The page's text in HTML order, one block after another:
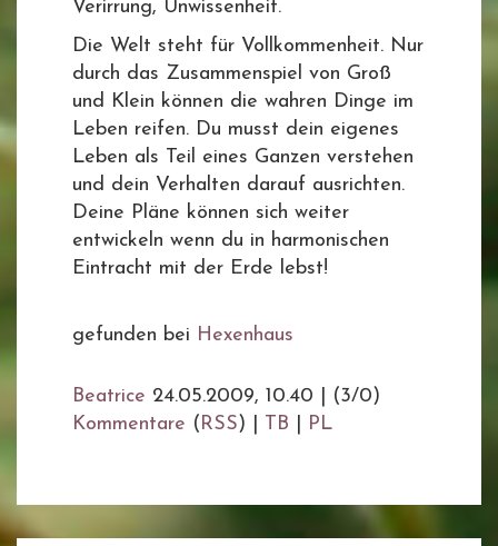
Verirrung, Unwissenheit.
Die Welt steht für Vollkommenheit. Nur
durch das Zusammenspiel von Groß
und Klein können die wahren Dinge im
Leben reifen. Du musst dein eigenes
Leben als Teil eines Ganzen verstehen
und dein Verhalten darauf ausrichten.
Deine Pläne können sich weiter
entwickeln wenn du in harmonischen
Eintracht mit der Erde lebst!
gefunden bei Hexenhaus
Beatrice 24.05.2009, 10.40
(3/0)
Kommentare (RSS) | TB PL